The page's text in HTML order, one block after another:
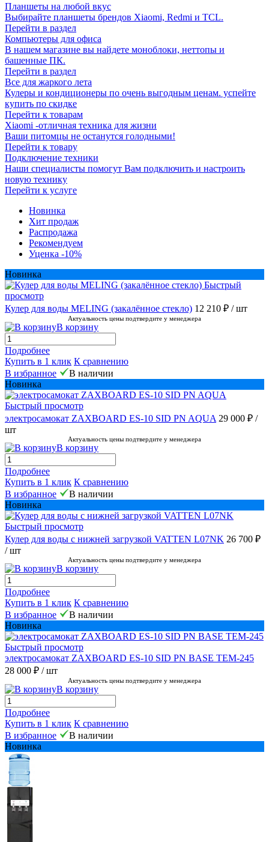
Планшеты на любой вкус
Выбирайте планшеты брендов Xiaomi, Redmi и TCL.
Перейти в раздел
Компьютеры для офиса
В нашем магазине вы найдете моноблоки, неттопы и
башенные ПК.
Перейти в раздел
Все для жаркого лета
Кулеры и кондиционеры по очень выгодным ценам. успейте
купить по скидке
Перейти к товарам
Xiaomi -отличная техника для жизни
Ваши питомцы не останутся голодными!
Перейти к товару
Подключение техники
Наши специалисты помогут Вам подключить и настроить
новую технику
Перейти к услуге
Новинка
Хит продаж
Распродажа
Рекомендуем
Уценка -10%
Новинка
Быстрый
просмотр
Кулер для воды MELING (закалённое стекло) 12 210 ₽ / шт
Актуальность цены подтвердите у менеджера
В корзину
Подробнее
Купить в 1 клик К сравнению
В избранное
В наличии
Новинка
Быстрый просмотр
электросамокат ZAXBOARD ES-10 SID PN AQUA 29 000 ₽ /
шт
Актуальность цены подтвердите у менеджера
В корзину
Подробнее
Купить в 1 клик К сравнению
В избранное
В наличии
Новинка
Быстрый просмотр
Кулер для воды с нижней загрузкой VATTEN L07NK 26 700 ₽
/ шт
Актуальность цены подтвердите у менеджера
В корзину
Подробнее
Купить в 1 клик К сравнению
В избранное
В наличии
Новинка
Быстрый просмотр
электросамокат ZAXBOARD ES-10 SID PN BASE TEM-245
28 000 ₽ / шт
Актуальность цены подтвердите у менеджера
В корзину
Подробнее
Купить в 1 клик К сравнению
В избранное
В наличии
Новинка